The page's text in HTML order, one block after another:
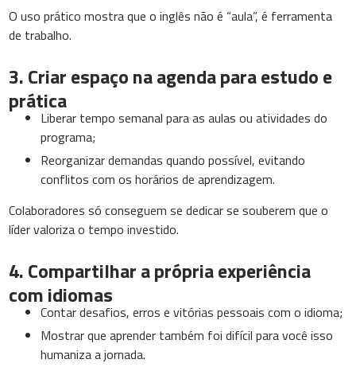
O uso prático mostra que o inglês não é “aula”, é ferramenta
de trabalho.
3. Criar espaço na agenda para estudo e
prática
Liberar tempo semanal para as aulas ou atividades do
programa;
Reorganizar demandas quando possível, evitando
conflitos com os horários de aprendizagem.
Colaboradores só conseguem se dedicar se souberem que o
líder valoriza o tempo investido.
4. Compartilhar a própria experiência
com idiomas
Contar desafios, erros e vitórias pessoais com o idioma;
Mostrar que aprender também foi difícil para você isso
humaniza a jornada.